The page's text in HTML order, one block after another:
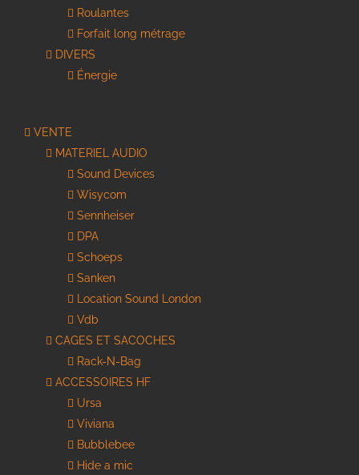
Roulantes
Forfait long métrage
DIVERS
Énergie
VENTE
MATERIEL AUDIO
Sound Devices
Wisycom
Sennheiser
DPA
Schoeps
Sanken
Location Sound London
Vdb
CAGES ET SACOCHES
Rack-N-Bag
ACCESSOIRES HF
Ursa
Viviana
Bubblebee
Hide a mic